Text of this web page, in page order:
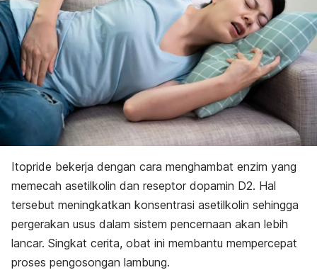
Itopride bekerja dengan cara menghambat enzim yang
memecah asetilkolin dan reseptor dopamin D2. Hal
tersebut meningkatkan konsentrasi asetilkolin sehingga
pergerakan usus dalam sistem pencernaan akan lebih
lancar. Singkat cerita, obat ini membantu mempercepat
proses pengosongan lambung.